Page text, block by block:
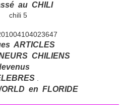
au CHILI
ARTICLES
CHILIENS
en FLORIDE